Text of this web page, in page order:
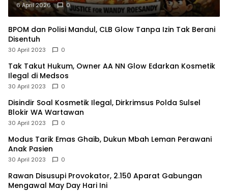
6 April 2026 0
BPOM dan Polisi Mandul, CLB Glow Tanpa Izin Tak Berani
Disentuh
30 April 2023 0
Tak Takut Hukum, Owner AA NN Glow Edarkan Kosmetik
Ilegal di Medsos
30 April 2023 0
Disindir Soal Kosmetik Ilegal, Dirkrimsus Polda Sulsel
Blokir WA Wartawan
30 April 2023 0
Modus Tarik Emas Ghaib, Dukun Mbah Leman Perawani
Anak Pasien
30 April 2023 0
Rawan Disusupi Provokator, 2.150 Aparat Gabungan
Mengawal May Day Hari Ini